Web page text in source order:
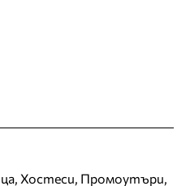
Хостеси, Промоутъри,